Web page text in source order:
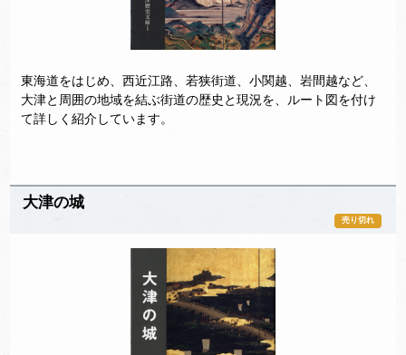
東海道をはじめ、西近江路、若狭街道、小関越、岩間越など、
大津と周囲の地域を結ぶ街道の歴史と現況を、ルート図を付け
て詳しく紹介しています。
大津の城
売り切れ